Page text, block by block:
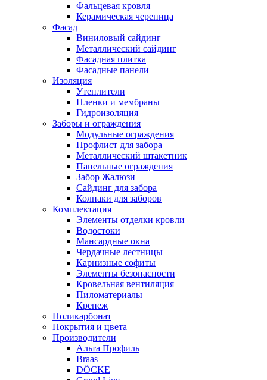
Фальцевая кровля
Керамическая черепица
Фасад
Виниловый сайдинг
Металлический сайдинг
Фасадная плитка
Фасадные панели
Изоляция
Утеплители
Пленки и мембраны
Гидроизоляция
Заборы и ограждения
Модульные ограждения
Профлист для забора
Металлический штакетник
Панельные ограждения
Забор Жалюзи
Сайдинг для забора
Колпаки для заборов
Комплектация
Элементы отделки кровли
Водостоки
Мансардные окна
Чердачные лестницы
Карнизные софиты
Элементы безопасности
Кровельная вентиляция
Пиломатериалы
Крепеж
Поликарбонат
Покрытия и цвета
Производители
Альта Профиль
Braas
DÖCKE